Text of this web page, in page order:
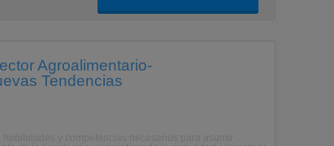
Agroalimentario-
Tendencias